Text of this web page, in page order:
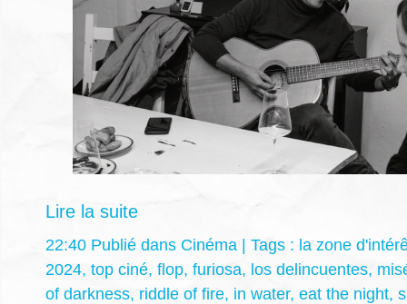
Lire la suite
22:40 Publié dans Cinéma | Tags : la zone
2024, top ciné, flop, furiosa, los delincuentes,
of darkness, riddle of fire, in water, eat the night,